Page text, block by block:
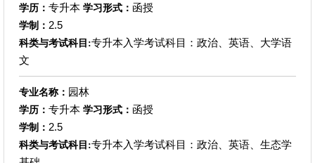
学历： 专升本 学习形式： 函授
学制： 2.5
科类与考试科目:专升本入学考试科目：政治、英语、大学语
文
专业名称： 园林
学历： 专升本 学习形式： 函授
学制： 2.5
科类与考试科目:专升本入学考试科目：政治、英语、生态学